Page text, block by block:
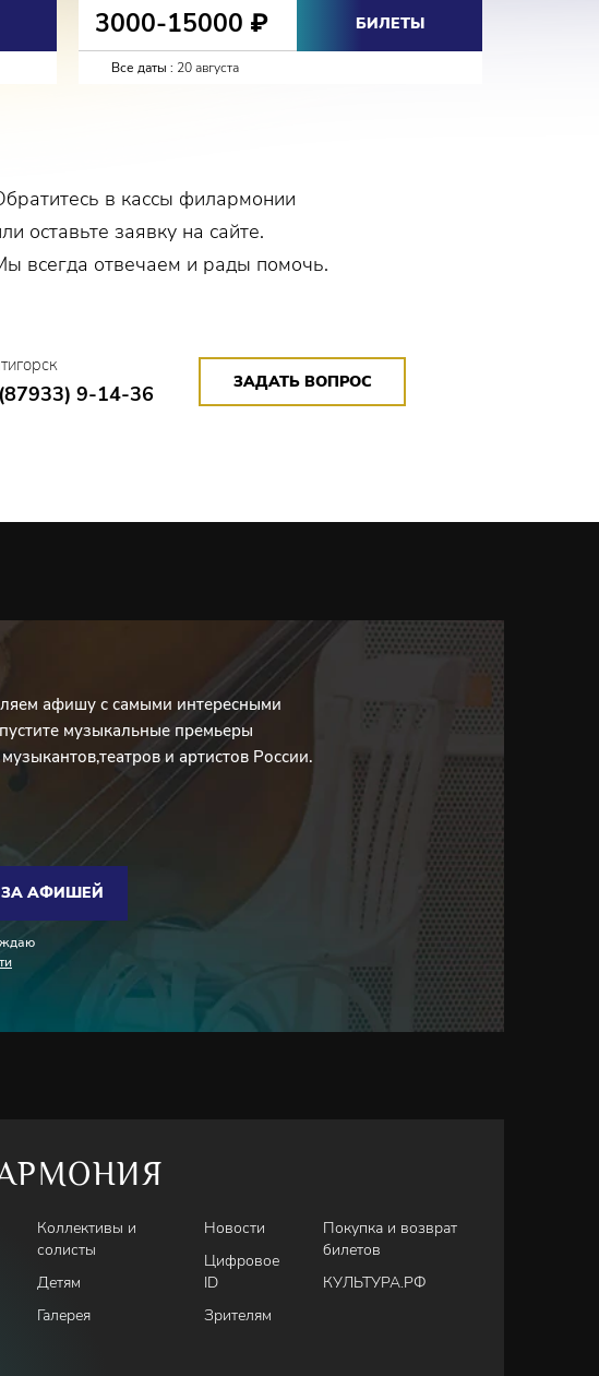
3000-15000 ₽ БИЛЕТЫ
Все даты : 20 августа
в кассы филармонии
оставьте заявку на сайте.
всегда отвечаем и рады помочь.
9-14-36 ЗАДАТЬ ВОПРОС
афишу с самыми интересными
музыкальные премьеры
и артистов России.
АФИШЕЙ
Коллективы и
солисты
Детям
Галерея
Новости
Цифровое
ID
Зрителям
Покупка и возврат
билетов
КУЛЬТУРА.РФ